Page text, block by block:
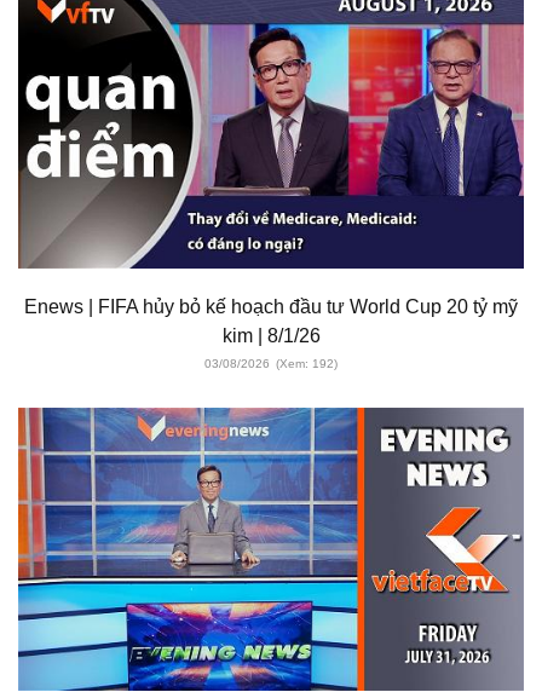
Enews | FIFA hủy bỏ kế hoạch đầu tư World Cup 20 tỷ mỹ
kim | 8/1/26
03/08/2026 (Xem: 192)